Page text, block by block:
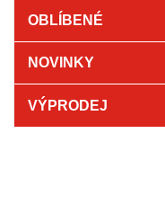
OBLÍBENÉ
NOVINKY
VÝPRODEJ